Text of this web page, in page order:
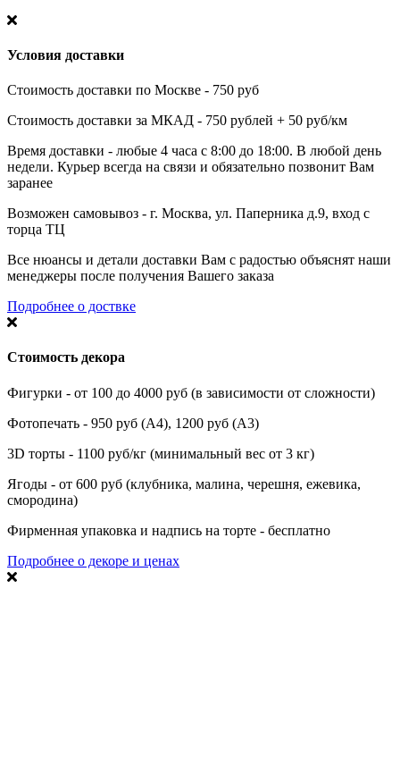
Условия доставки
Стоимость доставки по Москве - 750 руб
Стоимость доставки за МКАД - 750 рублей + 50 руб/км
Время доставки - любые 4 часа с 8:00 до 18:00. В любой день
недели. Курьер всегда на связи и обязательно позвонит Вам
заранее
Возможен самовывоз - г. Москва, ул. Паперника д.9, вход с
торца ТЦ
Все нюансы и детали доставки Вам с радостью объяснят наши
менеджеры после получения Вашего заказа
Подробнее о доствке
Стоимость декора
Фигурки - от 100 до 4000 руб (в зависимости от сложности)
Фотопечать - 950 руб (А4), 1200 руб (А3)
3D торты - 1100 руб/кг (минимальный вес от 3 кг)
Ягоды - от 600 руб (клубника, малина, черешня, ежевика,
смородина)
Фирменная упаковка и надпись на торте - бесплатно
Подробнее о декоре и ценах